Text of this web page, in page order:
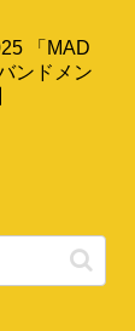
「MAD
ンドメン